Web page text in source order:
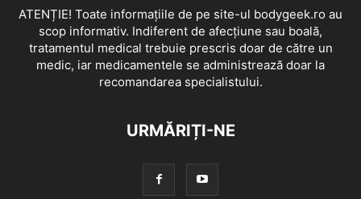
ATENȚIE! Toate informațiile de pe site-ul bodygeek.ro au
scop informativ. Indiferent de afecțiune sau boală,
tratamentul medical trebuie prescris doar de către un
medic, iar medicamentele se administrează doar la
recomandarea specialistului.
URMĂRIȚI-NE